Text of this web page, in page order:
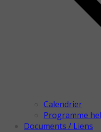
Calendrier
Programme
Documents / Liens